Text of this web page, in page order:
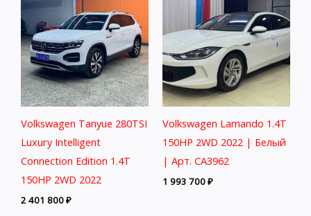
Volkswagen Tanyue 280TSI
Luxury Intelligent
Connection Edition 1.4T
150HP 2WD 2022
2 401 800₽
Volkswagen Lamando 1.4T
150HP 2WD 2022 | Белый
| Арт. CA3962
1 993 700₽